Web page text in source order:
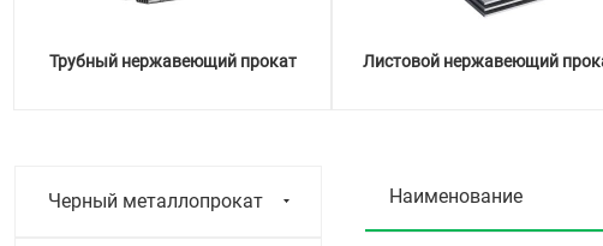
Трубный нержавеющий прокат Листовой нержавеющий
Черный металлопрокат Наименование